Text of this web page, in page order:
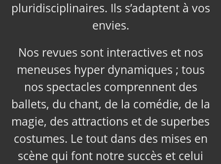
pluridisciplinaires. Ils s’adaptent à vos
envies.
Nos revues sont interactives et nos
meneuses hyper dynamiques ; tous
nos spectacles comprennent des
ballets, du chant, de la comédie, de la
magie, des attractions et de superbes
costumes. Le tout dans des mises en
scène qui font notre succès et celui